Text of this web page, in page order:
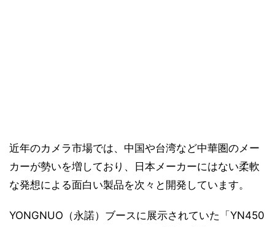
近年のカメラ市場では、中国や台湾など中華圏のメー
カーが勢いを増しており、日本メーカーにはない柔軟
な発想による面白い製品を次々と開発しています。
YONGNUO（永諾）ブースに展示されていた「YN450